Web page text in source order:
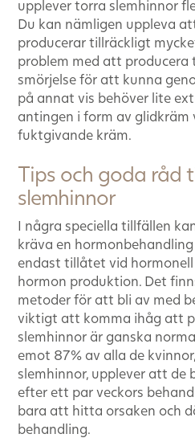
upplever torra slemhinnor
Du kan nämligen uppleva
producerar tillräckligt
problem med att
smörjelse för att kunna
på annat vis behöver lite
antingen i form av glidkräm
fuktgivande kräm.
Tips och goda råd
slemhinnor
I några speciella tillfällen
kräva en
endast tillåtet vid
hormon produktion. Det
metoder för att bli av med
viktigt att komma ihåg att
slemhinnor är ganska
emot 87% av alla de
slemhinnor, upplever att de
efter ett par veckors
bara att hitta orsaken och
behandling.